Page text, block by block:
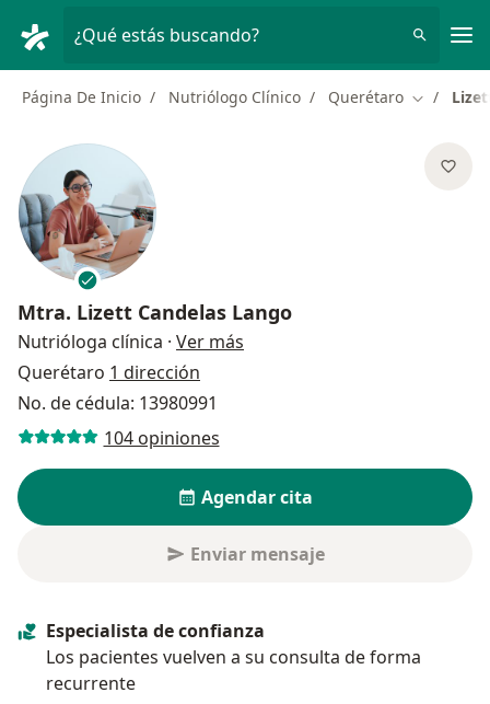
¿Qué estás buscando?
Página De Inicio Nutriólogo Clínico Querétaro Cambiar
Mtra. Lizett Candelas Lango
Nutrióloga clínica · Ver más
Querétaro 1 dirección
No. de cédula: 13980991
104 opiniones
Agendar cita
Enviar mensaje
Especialista de confianza
Los pacientes vuelven a su consulta de forma
recurrente